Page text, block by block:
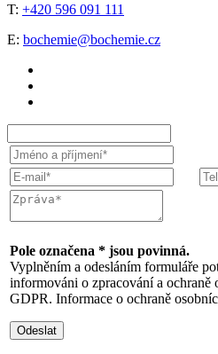
T: +420 596 091 111
E: bochemie@bochemie.cz
Pole označena * jsou povinná.
Vyplněním a odesláním formuláře
informováni o zpracování a ochraně
GDPR. Informace o ochraně
Odeslat